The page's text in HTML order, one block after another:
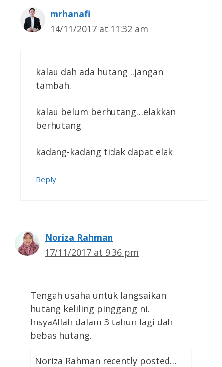
mrhanafi
14/11/2017 at 11:32 am
kalau dah ada hutang ..jangan
tambah.
kalau belum berhutang…elakkan
berhutang
kadang-kadang tidak dapat elak
Reply
Noriza Rahman
17/11/2017 at 9:36 pm
Tengah usaha untuk langsaikan
hutang keliling pinggang ni.
InsyaAllah dalam 3 tahun lagi dah
bebas hutang.
Noriza Rahman recently posted…